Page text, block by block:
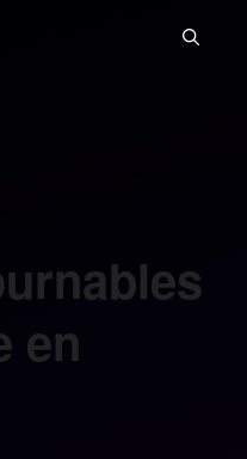
en